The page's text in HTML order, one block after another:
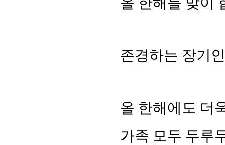
존경하는 장기
올 한해에도 더
가족 모두 두루